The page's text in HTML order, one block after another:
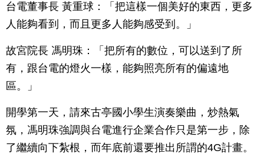
台電董事長 黃重球：「把這樣一個美好的東西，更多
人能夠看到，而且更多人能夠感受到。」
故宮院長 馮明珠：「把所有的數位，可以送到了所
有，跟台電的燈火一樣，能夠照亮所有的偏遠地
區。」
開學第一天，請來古亭國小學生演奏樂曲，炒熱氣
氛，馮明珠強調與台電進行企業合作只是第一步，除
了繼續向下紮根，而年底前還要推出所謂的4G計畫。